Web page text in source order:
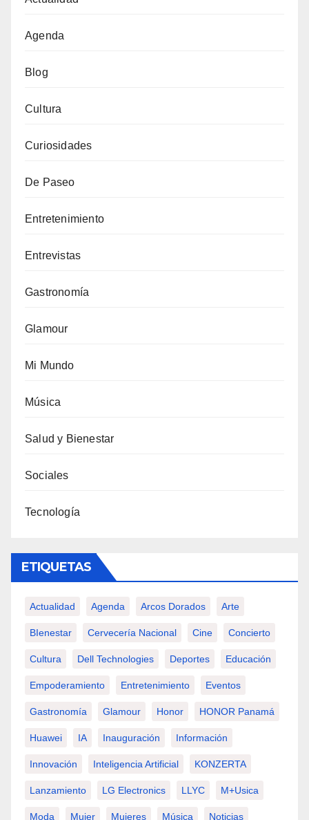
Agenda
Blog
Cultura
Curiosidades
De Paseo
Entretenimiento
Entrevistas
Gastronomía
Glamour
Mi Mundo
Música
Salud y Bienestar
Sociales
Tecnología
ETIQUETAS
Actualidad Agenda Arcos Dorados Arte
BIenestar Cervecería Nacional Cine Concierto
Cultura Dell Technologies Deportes Educación
Empoderamiento Entretenimiento Eventos
Gastronomía Glamour Honor HONOR Panamá
Huawei IA Inauguración Información
Innovación Inteligencia Artificial KONZERTA
Lanzamiento LG Electronics LLYC M+usica
Moda Mujer Mujeres Música Noticias